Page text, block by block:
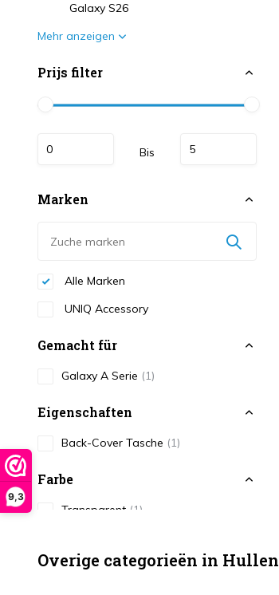
9,3
Galaxy S26
Mehr anzeigen
Prijs filter
Bis
Marken
Alle Marken
UNIQ Accessory
Gemacht für
Galaxy A Serie (1)
Eigenschaften
Back-Cover Tasche (1)
Farbe
Transparent (1)
Overige categorieën in Hullen